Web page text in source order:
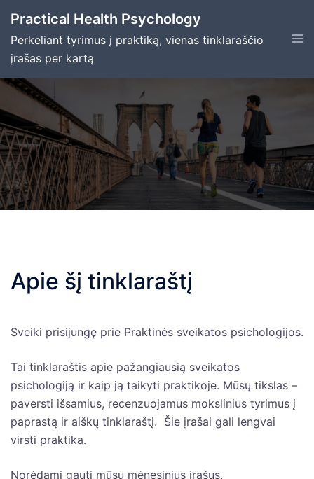
content
Practical Health Psychology
Perkeliant tyrimus į praktiką, vienas tinklaraščio
įrašas per kartą
Apie šį tinklaraštį
Sveiki prisijungę prie Praktinės sveikatos psichologijos.
Tai tinklaraštis apie pažangiausią sveikatos
psichologiją ir kaip ją taikyti praktikoje. Mūsų tikslas –
paversti išsamius, recenzuojamus mokslinius tyrimus į
paprastą ir aiškų tinklaraštį. Šie įrašai gali lengvai
virsti praktika.
Norėdami gauti mūsų mėnesinius įrašus,